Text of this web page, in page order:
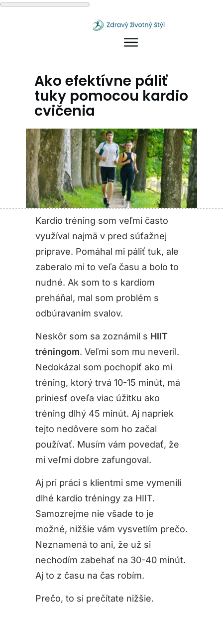
Ako efektívne páliť
tuky pomocou kardio
cvičenia
Kardio tréning som veľmi často
využíval najmä v pred súťažnej
príprave. Pomáhal mi páliť tuk, ale
zaberalo mi to veľa času a bolo to
nudné. Ak som to s kardiom
preháňal, mal som problém s
odbúravaním svalov.
Neskôr som sa zoznámil s HIIT
tréningom. Veľmi som mu neveril.
Nedokázal som pochopiť ako mi
tréning, ktorý trvá 10-15 minút, má
priniesť oveľa viac úžitku ako
tréning dlhý 45 minút. Aj napriek
tejto nedôvere som ho začal
používať. Musím vám povedať, že
mi veľmi dobre zafungoval.
Aj pri práci s klientmi sme vymenili
dlhé kardio tréningy za HIIT.
Samozrejme nie všade to je
možné, nižšie vám vysvetlím prečo.
Neznamená to ani, že už si
nechodím zabehať na 30-40 minút.
Aj to z času na čas robím.
Prečo, to si prečítate nižšie.